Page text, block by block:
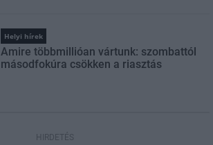
Helyi hírek
Amire többmillióan vártunk: szombattól
másodfokúra csökken a riasztás
HIRDETÉS